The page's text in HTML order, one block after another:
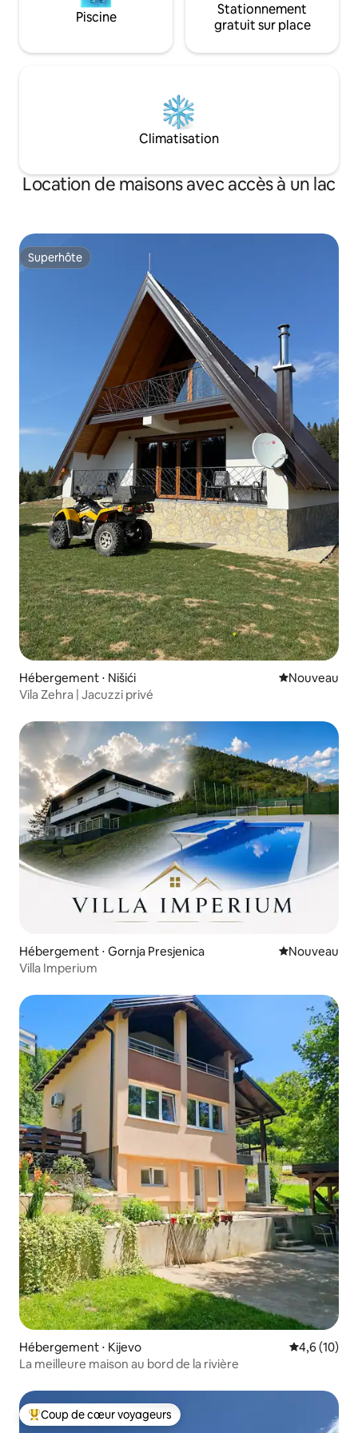
Piscine
Stationnement
gratuit sur place
Climatisation
Location de maisons avec accès à un lac
Superhôte
Superhôte
Hébergement ⋅ Nišići Nouvel
Nouveau
Vila Zehra | Jacuzzi privé
Hébergement ⋅ Gornja Presjenica Nouvel
Nouveau
Villa Imperium
Hébergement ⋅ Kijevo Évaluation
4,6 (10)
La meilleure maison au bord de la rivière
Coups de cœur voyageurs les plus appréciés
Coup de cœur voyageurs